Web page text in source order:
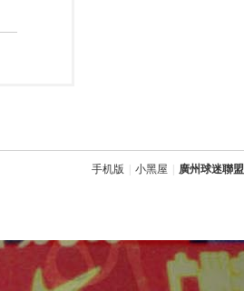
手机版 小黑屋 廣州球迷聯盟